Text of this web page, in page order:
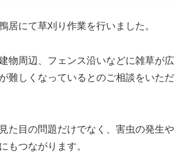
居にて草刈り作業を行いました。
物周辺、フェンス沿いなどに雑草が広
難しくなっているとのご相談をいただ
た目の問題だけでなく、害虫の発生や
もつながります。